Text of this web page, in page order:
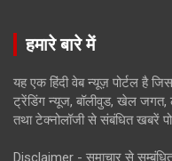
हमारे बारे में
यह एक हिंदी वेब न्यूज़ पोर्टल है
ट्रेंडिंग न्यूज, बॉलीवुड, खेल जगत,
तथा टेक्नोलॉजी से संबंधित खबरें
Disclaimer - समाचार से